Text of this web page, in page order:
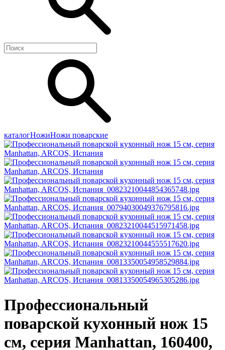
каталогНожиНожи поварские
Профессиональный
поварской кухонный нож 15
см, серия Manhattan, 160400,